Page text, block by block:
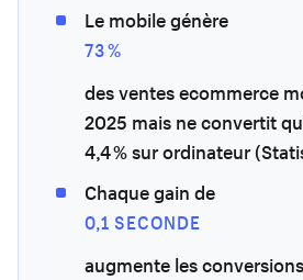
Le mobile génère
73 %
des ventes ecommerce
2025 mais ne convertit
4,4 % sur ordinateur
Chaque gain de
0,1 SECONDE
augmente les